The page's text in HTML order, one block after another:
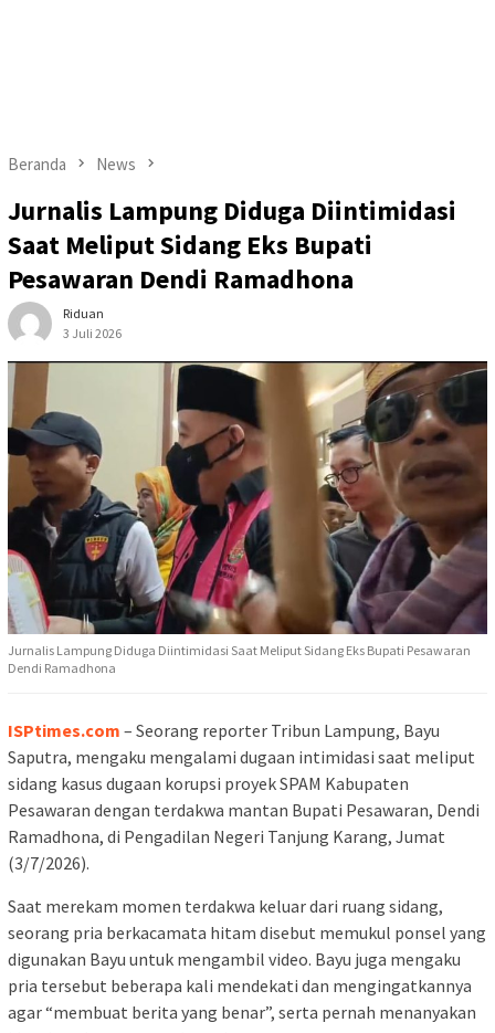
Beranda News
Jurnalis Lampung Diduga Diintimidasi
Saat Meliput Sidang Eks Bupati
Pesawaran Dendi Ramadhona
Riduan
3 Juli 2026
Jurnalis Lampung Diduga Diintimidasi Saat Meliput Sidang Eks Bupati Pesawaran
Dendi Ramadhona
ISPtimes.com – Seorang reporter Tribun Lampung, Bayu
Saputra, mengaku mengalami dugaan intimidasi saat meliput
sidang kasus dugaan korupsi proyek SPAM Kabupaten
Pesawaran dengan terdakwa mantan Bupati Pesawaran, Dendi
Ramadhona, di Pengadilan Negeri Tanjung Karang, Jumat
(3/7/2026).
Saat merekam momen terdakwa keluar dari ruang sidang,
seorang pria berkacamata hitam disebut memukul ponsel yang
digunakan Bayu untuk mengambil video. Bayu juga mengaku
pria tersebut beberapa kali mendekati dan mengingatkannya
agar “membuat berita yang benar”, serta pernah menanyakan